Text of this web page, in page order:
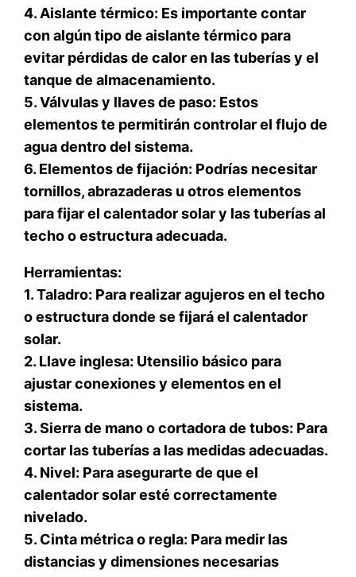
4. Aislante térmico: Es importante contar
con algún tipo de aislante térmico para
evitar pérdidas de calor en las tuberías y el
tanque de almacenamiento.
5. Válvulas y llaves de paso: Estos
elementos te permitirán controlar el flujo de
agua dentro del sistema.
6. Elementos de fijación: Podrías necesitar
tornillos, abrazaderas u otros elementos
para fijar el calentador solar y las tuberías al
techo o estructura adecuada.
Herramientas:
1. Taladro: Para realizar agujeros en el techo
o estructura donde se fijará el calentador
solar.
2. Llave inglesa: Utensilio básico para
ajustar conexiones y elementos en el
sistema.
3. Sierra de mano o cortadora de tubos: Para
cortar las tuberías a las medidas adecuadas.
4. Nivel: Para asegurarte de que el
calentador solar esté correctamente
nivelado.
5. Cinta métrica o regla: Para medir las
distancias y dimensiones necesarias